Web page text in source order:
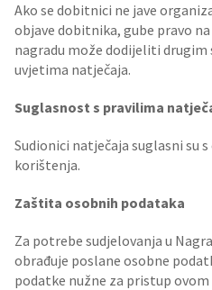
Ako se dobitnici ne jave
objave dobitnika, gube pravo
nagradu može dodijeliti
uvjetima natječaja.
Suglasnost s pravilima
Sudionici natječaja suglasni su
korištenja.
Zaštita osobnih podataka
Za potrebe sudjelovanja u
obrađuje poslane osobne
podatke nužne za pristup